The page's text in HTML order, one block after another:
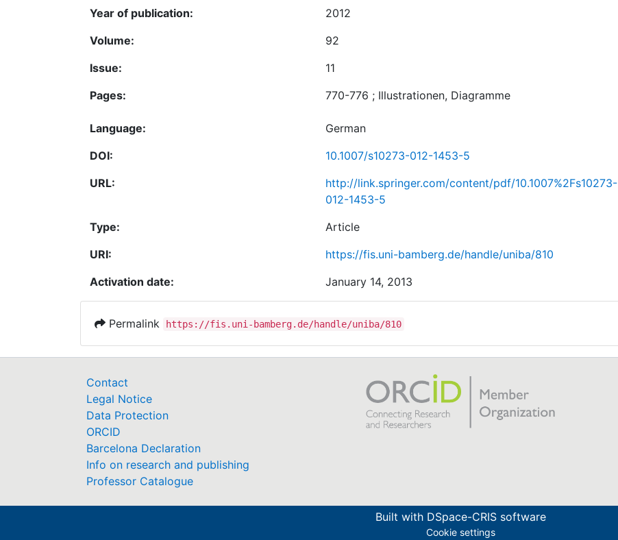
Year of publication:
2012
Volume:
92
Issue:
11
Pages:
770-776 ; Illustrationen, Diagramme
Language:
German
DOI:
10.1007/s10273-012-1453-5
URL:
http://link.springer.com/content/pdf/10.1007%2Fs10273-
012-1453-5
Type:
Article
URI:
https://fis.uni-bamberg.de/handle/uniba/810
Activation date:
January 14, 2013
Permalink https://fis.uni-bamberg.de/handle/uniba/810
Contact
Legal Notice
Data Protection
ORCID
Barcelona Declaration
Info on research and publishing
Professor Catalogue
Built with DSpace-CRIS software
Cookie settings